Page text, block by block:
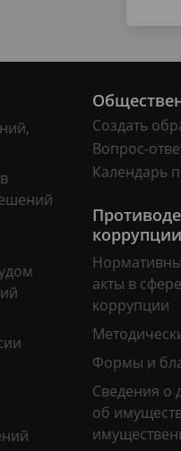
Создать
Вопрос-
Календарь
коррупции
акты в
коррупции
Формы и
Сведения о
об